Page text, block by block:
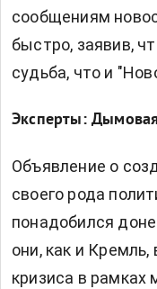
сообщениям
быстро, заявив,
судьба, что и
Эксперты:
Объявление о
своего рода
понадобился
они, как и Кремль,
кризиса в рамках